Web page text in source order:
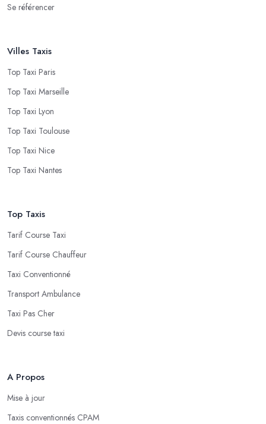
Se référencer
Villes Taxis
Top Taxi Paris
Top Taxi Marseille
Top Taxi Lyon
Top Taxi Toulouse
Top Taxi Nice
Top Taxi Nantes
Top Taxis
Tarif Course Taxi
Tarif Course Chauffeur
Taxi Conventionné
Transport Ambulance
Taxi Pas Cher
Devis course taxi
A Propos
Mise à jour
Taxis conventionnés CPAM